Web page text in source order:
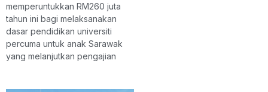
memperuntukkan RM260 juta
tahun ini bagi melaksanakan
dasar pendidikan universiti
percuma untuk anak Sarawak
yang melanjutkan pengajian